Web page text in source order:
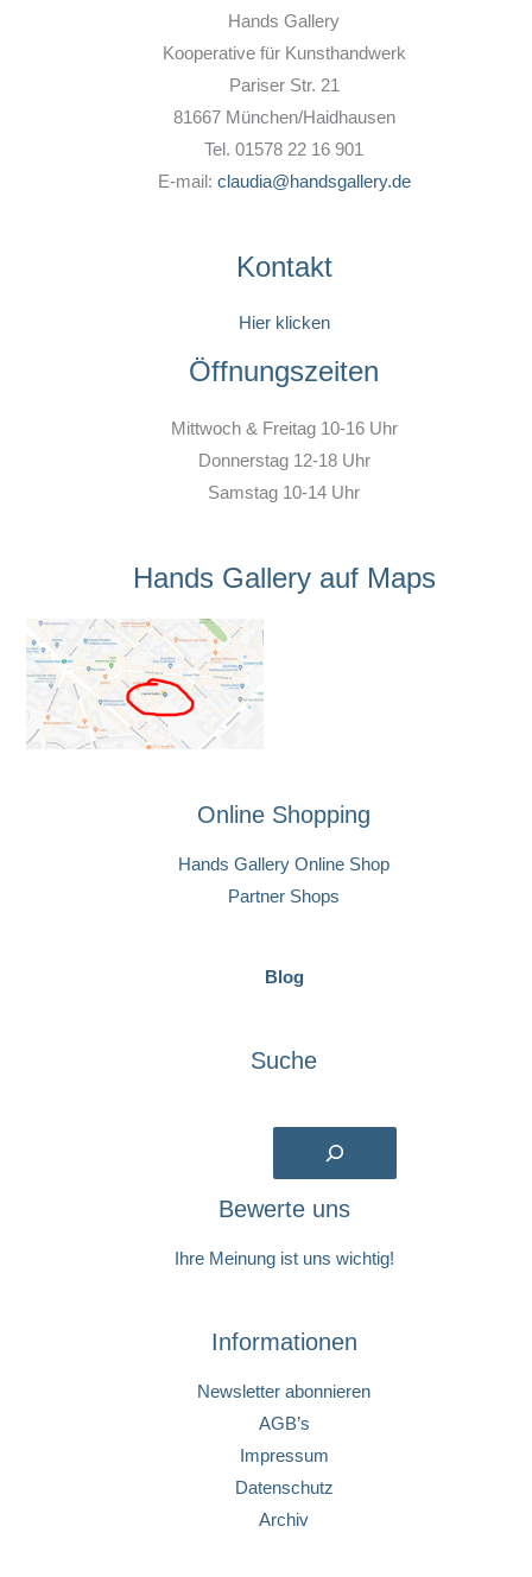
Hands Gallery
Kooperative für Kunsthandwerk
Pariser Str. 21
81667 München/Haidhausen
Tel. 01578 22 16 901
E-mail: claudia@handsgallery.de
Kontakt
Hier klicken
Öffnungszeiten
Mittwoch & Freitag 10-16 Uhr
Donnerstag 12-18 Uhr
Samstag 10-14 Uhr
Hands Gallery auf Maps
Online Shopping
Hands Gallery Online Shop
Partner Shops
Blog
Suche
Bewerte uns
Ihre Meinung ist uns wichtig!
Informationen
Newsletter abonnieren
AGB’s
Impressum
Datenschutz
Archiv